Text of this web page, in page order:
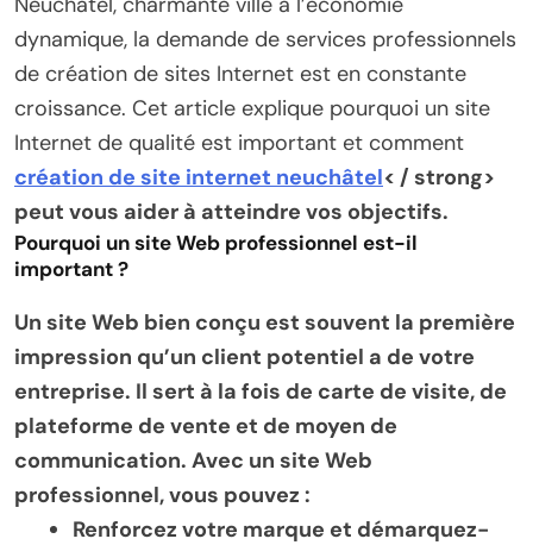
dynamique, la demande de services professionnels
de création de sites Internet est en constante
croissance. Cet article explique pourquoi un site
Internet de qualité est important et comment
création de site internet neuchâtel< / strong>
peut vous aider à atteindre vos objectifs.
Pourquoi un site Web professionnel est-il
important ?
Un site Web bien conçu est souvent la première
impression qu’un client potentiel a de votre
entreprise. Il sert à la fois de carte de visite, de
plateforme de vente et de moyen de
communication. Avec un site Web
professionnel, vous pouvez :
Renforcez votre marque et démarquez-